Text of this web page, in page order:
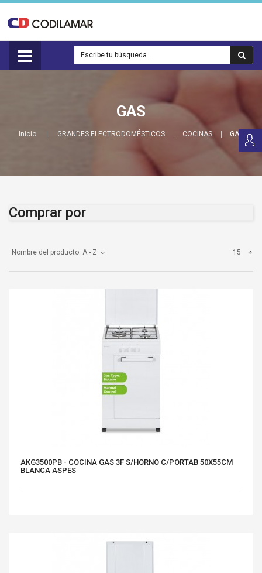
GAS
Inicio GRANDES ELECTRODOMÉSTICOS COCINAS GAS
Comprar por
Nombre del producto: A - Z 15
AKG3500PB - COCINA GAS 3F S/HORNO C/PORTAB 50X55CM
BLANCA ASPES